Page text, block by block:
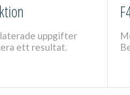
uppgifter
ett resultat.